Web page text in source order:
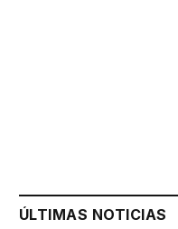
ÚLTIMAS NOTICIAS